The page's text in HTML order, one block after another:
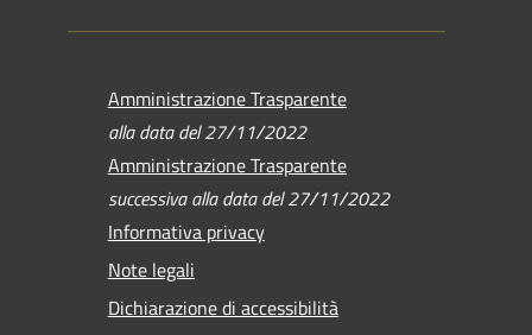
Amministrazione Trasparente
alla data del 27/11/2022
Amministrazione Trasparente
successiva alla data del 27/11/2022
Informativa privacy
Note legali
Dichiarazione di accessibilità